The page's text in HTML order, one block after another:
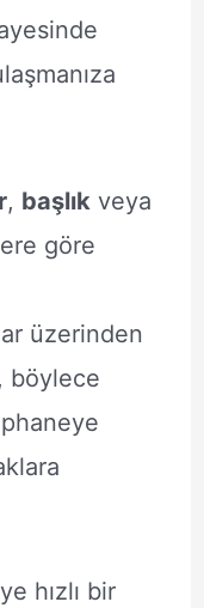
, başlıkveya
göre
üzerinden
böylece
hızlı bir